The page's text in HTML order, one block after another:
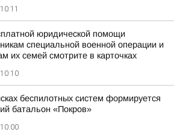
10:11
юридической помощи
специальной военной операции и
их семей смотрите в карточках
10:10
беспилотных систем формируется
батальон «Покров»
10:00